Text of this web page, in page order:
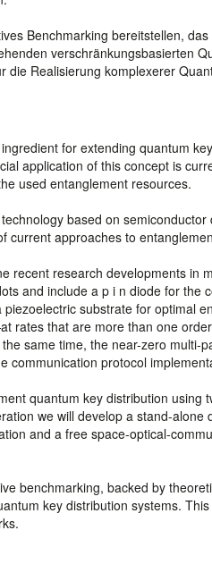
Benchmarking bereitstellen,
verschränkungsbasierten
die Realisierung komplexerer
for extending quantum
application of this concept is
used entanglement resources.
based on
current approaches to
recent research developments in
and include a p i n diode for
substrate for optimal
rates that are more than one
same time, the near-zero
communication protocol
quantum key distribution
we will develop a stand-
and a free space-optical-
benchmarking, backed by
key distribution systems.